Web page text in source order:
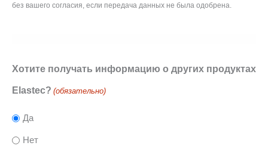
без вашего согласия, если передача данных не была одобрена.
Хотите получать информацию о других продуктах
Elastec? (обязательно)
Да
Нет